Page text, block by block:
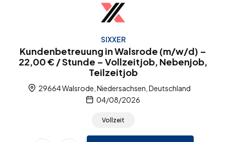
SIXXER
Kundenbetreuung in Walsrode (m/w/d) –
22,00 € / Stunde – Vollzeitjob, Nebenjob,
Teilzeitjob
29664 Walsrode, Niedersachsen, Deutschland
04/08/2026
Vollzeit